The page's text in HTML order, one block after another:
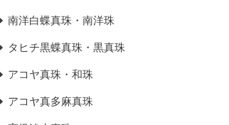
南洋白蝶真珠・南洋珠
タヒチ黒蝶真珠・黒真珠
アコヤ真珠・和珠
アコヤ真多麻真珠